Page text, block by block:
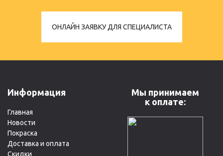
ОНЛАЙН ЗАЯВКУ ДЛЯ СПЕЦИАЛИСТА
Информация
Главная
Новости
Покраска
Доставка и оплата
Скидки
Мы принимаем
к оплате: